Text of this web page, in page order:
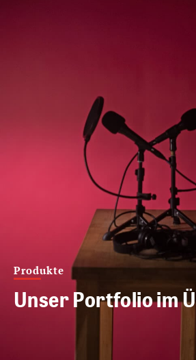
Produkte
Unser Portfolio im